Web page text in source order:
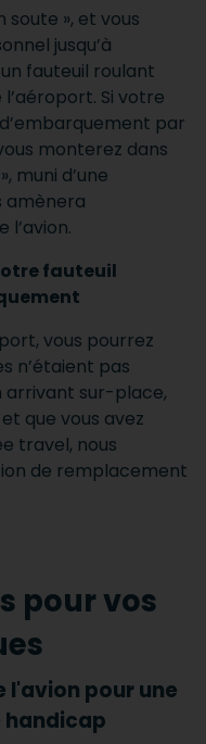
», et vous
jusqu’à
fauteuil roulant
Si votre
par
monterez dans
muni d’une
amènera
fauteuil
vous pourrez
n’étaient pas
arrivant sur-place,
que vous avez
travel, nous
de remplacement
pour vos
l'avion pour une
handicap